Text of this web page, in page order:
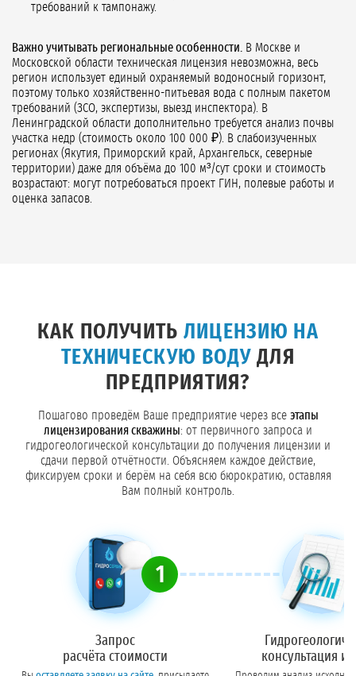
требований к тампонажу.
Важно учитывать региональные особенности.
В Москве и
Московской области техническая лицензия невозможна, весь
регион использует единый охраняемый водоносный горизонт,
поэтому только хозяйственно-питьевая вода с полным пакетом
требований (ЗСО, экспертизы, выезд инспектора). В
Ленинградской области дополнительно требуется анализ почвы
участка недр (стоимость около 100 000 ₽). В слабоизученных
регионах (Якутия, Приморский край, Архангельск, северные
территории) даже для объёма до 100 м³/сут сроки и стоимость
возрастают: могут потребоваться проект ГИН, полевые работы и
оценка запасов.
КАК ПОЛУЧИТЬ ЛИЦЕНЗИЮ НА
ТЕХНИЧЕСКУЮ ВОДУ ДЛЯ
ПРЕДПРИЯТИЯ?
Пошагово проведём Ваше предприятие через все этапы
лицензирования скважины: от первичного запроса и
гидрогеологической консультации до получения лицензии и
сдачи первой отчётности. Объясняем каждое действие,
фиксируем сроки и берём на себя всю бюрократию, оставляя
Вам полный контроль.
1
Запрос
расчёта стоимости
консультация и